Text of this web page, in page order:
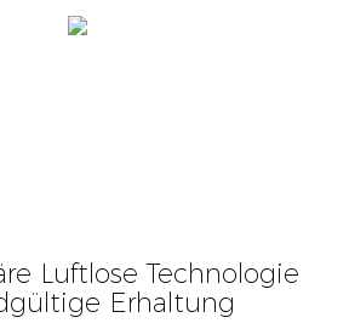
Luftlose Technologie
Erhaltung